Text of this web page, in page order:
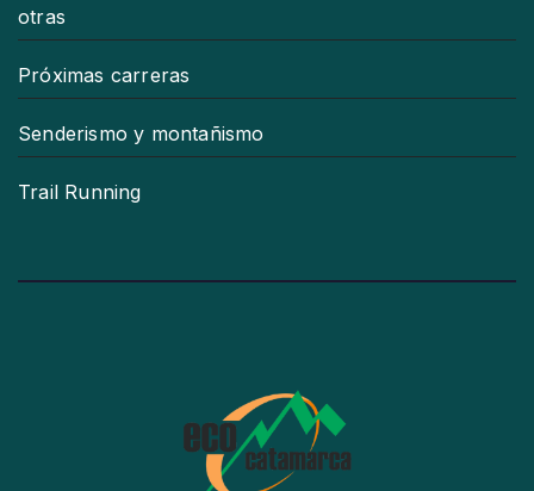
otras
Próximas carreras
Senderismo y montañismo
Trail Running